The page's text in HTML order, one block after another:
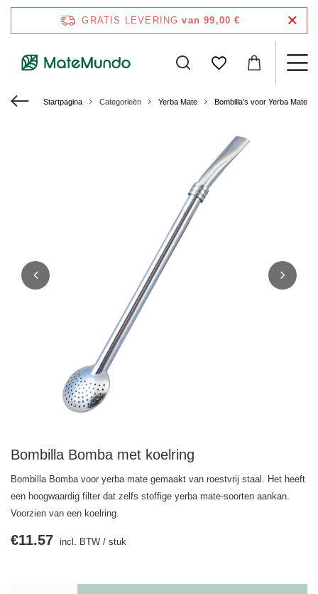
GRATIS LEVERING van 99,00 €
Startpagina Categorieën Yerba Mate Bombilla's voor Yerba Mate
Bombilla Bomba met koelring
Bombilla Bomba voor yerba mate gemaakt van roestvrij staal. Het heeft
een hoogwaardig filter dat zelfs stoffige yerba mate-soorten aankan.
Voorzien van een koelring.
€11.57 incl. BTW / stuk